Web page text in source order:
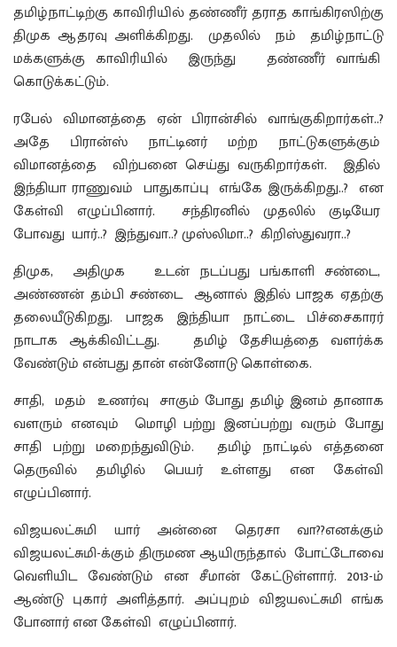
தமிழ்நாட்டிற்கு காவிரியில் தண்ணீர் தராத காங்கிரஸிற்கு
திமுக ஆதரவு அளிக்கிறது. முதலில் நம் தமிழ்நாட்டு
மக்களுக்கு காவிரியில் இருந்து தண்ணீர் வாங்கி
கொடுக்கட்டும்.
ரபேல் விமானத்தை ஏன் பிரான்சில் வாங்குகிறார்கள்..?
அதே பிரான்ஸ் நாட்டினர் மற்ற நாட்டுகளுக்கும்
விமானத்தை விற்பனை செய்து வருகிறார்கள். இதில்
இந்தியா ராணுவம் பாதுகாப்பு எங்கே இருக்கிறது..? என
கேள்வி எழுப்பினார். சந்திரனில் முதலில் குடியேர
போவது யார்..? இந்துவா..? முஸ்லிமா..? கிறிஸ்துவரா..?
திமுக, அதிமுக உடன் நடப்பது பங்காளி சண்டை,
அண்ணன் தம்பி சண்டை ஆனால் இதில் பாஜக ஏதற்கு
தலையீடுகிறது. பாஜக இந்தியா நாட்டை பிச்சைகாரர்
நாடாக ஆக்கிவிட்டது. தமிழ் தேசியத்தை வளர்க்க
வேண்டும் என்பது தான் என்னோடு கொள்கை.
சாதி, மதம் உணர்வு சாகும் போது தமிழ் இனம் தானாக
வளரும் எனவும் மொழி பற்று இனப்பற்று வரும் போது
சாதி பற்று மறைந்துவிடும். தமிழ் நாட்டில் எத்தனை
தெருவில் தமிழில் பெயர் உள்ளது என கேள்வி
எழுப்பினார்.
விஜயலட்சுமி யார் அன்னை தெரசா வா??எனக்கும்
விஜயலட்சுமி-க்கும் திருமண ஆயிருந்தால் போட்டோவை
வெளியிட வேண்டும் என சீமான் கேட்டுள்ளார். 2013-ம்
ஆண்டு புகார் அளித்தார். அப்புறம் விஜயலட்சுமி எங்க
போனார் என கேள்வி எழுப்பினார்.